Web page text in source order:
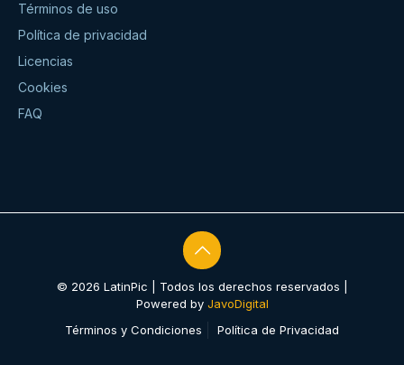
Términos de uso
Política de privacidad
Licencias
Cookies
FAQ
© 2026 LatinPic | Todos los derechos reservados |
Powered by JavoDigital
Términos y Condiciones
Política de Privacidad